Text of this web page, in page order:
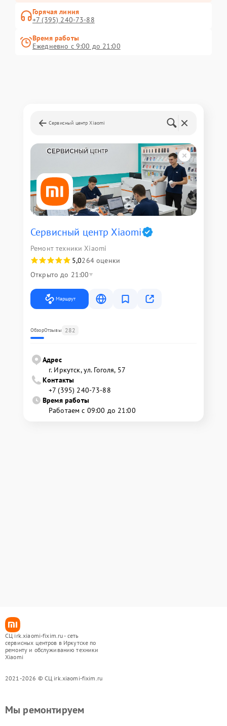
Горячая линия
+7 (395) 240-73-88
Время работы
Ежедневно с 9:00 до 21:00
Сервисный центр Xiaomi
Сервисный центр Xiaomi
Ремонт техники Xiaomi
5,0264 оценки
Открыто до 21:00
Маршрут
ОбзорОтзывы 282
Адрес
г. Иркутск, ул. ​Гоголя, 57
Контакты
+7 (395) 240-73-88
Время работы
Работаем с 09:00 до 21:00
СЦ irk.xiaomi-fixim.ru - сеть
сервисных центров в Иркутске по
ремонту и обслуживанию техники
Xiaomi
2021-2026 © СЦ irk.xiaomi-fixim.ru
Мы ремонтируем